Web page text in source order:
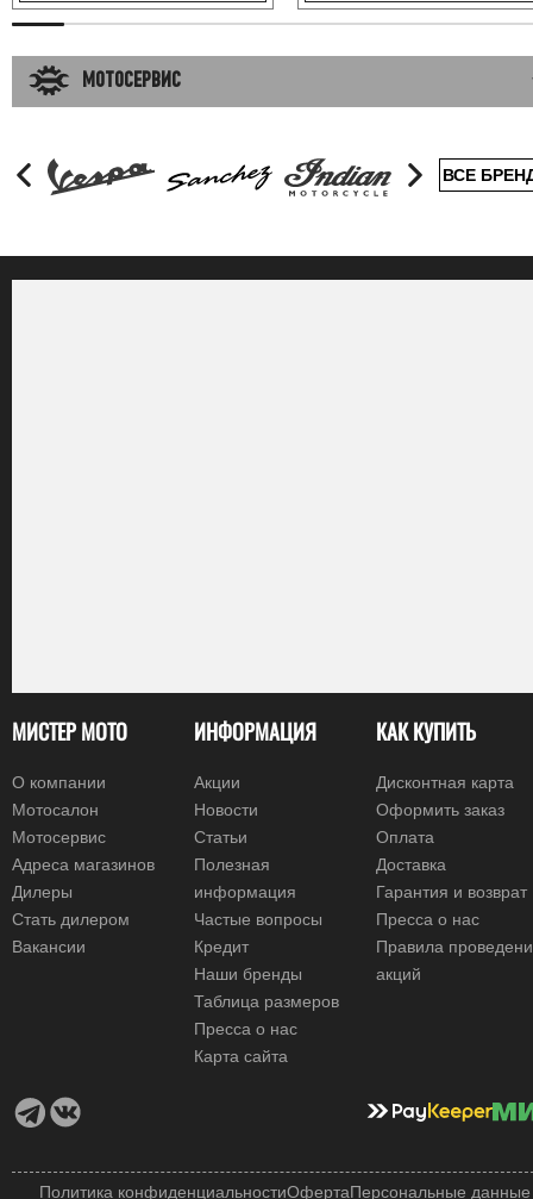
МОТОСЕРВИС
ВСЕ
МИСТЕР МОТО
О компании
Мотосалон
Мотосервис
Адреса магазинов
Дилеры
Стать дилером
Вакансии
ИНФОРМАЦИЯ
Акции
Новости
Статьи
Полезная
информация
Частые вопросы
Кредит
Наши бренды
Таблица размеров
Пресса о нас
Карта сайта
КАК КУПИТЬ
Дисконтная карта
Оформить заказ
Оплата
Доставка
Гарантия и возврат
Пресса о нас
Правила
акций
Политика конфиденциальностиОфертаПерсональные данные